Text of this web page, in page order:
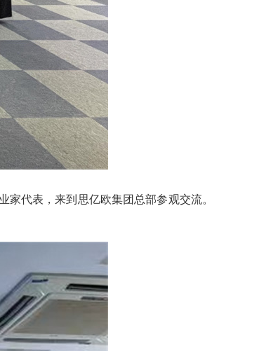
代表，来到思亿欧集团总部参观交流。